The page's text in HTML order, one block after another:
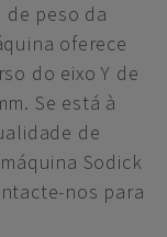
de peso da
oferece
do eixo Y de
Se está à
de
Sodick
nos para